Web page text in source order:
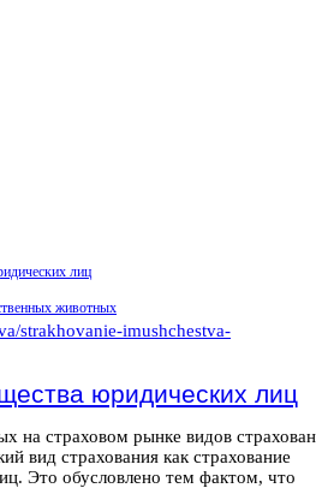
лиц
животных
юридических лиц
на страховом рынке видов
вид страхования как страхование
Это обусловлено тем фактом, что